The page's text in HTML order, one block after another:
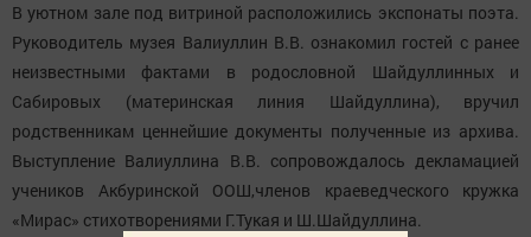
В уютном зале под витриной расположились экспонаты поэта.
Руководитель музея Валиуллин В.В. ознакомил гостей с ранее
неизвестными фактами в родословной Шайдуллинных и
Сабировых (материнская линия Шайдуллина), вручил
родственникам ценнейшие документы полученные из архива.
Выступление Валиуллина В.В. сопровождалось декламацией
учеников Акбуринской ООШ,членов краеведческого кружка
«Мирас» стихотворениями Г.Тукая и Ш.Шайдуллина.